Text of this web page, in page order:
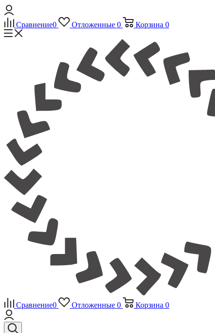
Сравнение0 Отложенные 0 Корзина 0
Сравнение0 Отложенные 0 Корзина 0